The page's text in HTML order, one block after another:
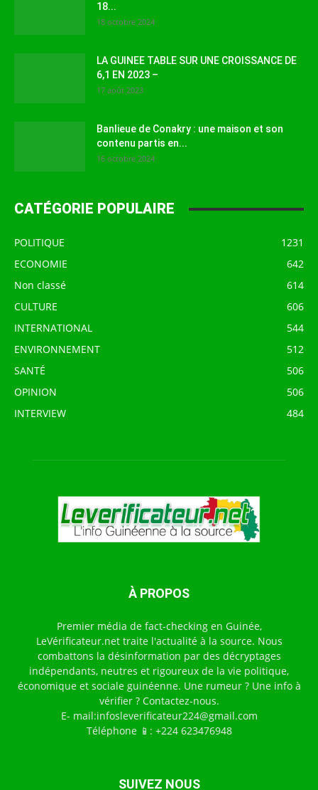
18...
18 octobre 2024
LA GUINEE TABLE SUR UNE CROISSANCE DE
6,1 EN 2023 –
17 août 2023
Banlieue de Conakry : une maison et son
contenu partis en...
16 octobre 2024
CATÉGORIE POPULAIRE
POLITIQUE
1231
ECONOMIE
642
Non classé
614
CULTURE
606
INTERNATIONAL
544
ENVIRONNEMENT
512
SANTÉ
506
OPINION
506
INTERVIEW
484
À PROPOS
Premier média de fact-checking en Guinée,
LeVérificateur.net traite l'actualité à la source. Nous
combattons la désinformation par des décryptages
indépendants, neutres et rigoureux de la vie politique,
économique et sociale guinéenne. Une rumeur ? Une info à
vérifier ? Contactez-nous.
E- mail:infosleverificateur224@gmail.com
Téléphone 📱: +224 623476948
SUIVEZ NOUS